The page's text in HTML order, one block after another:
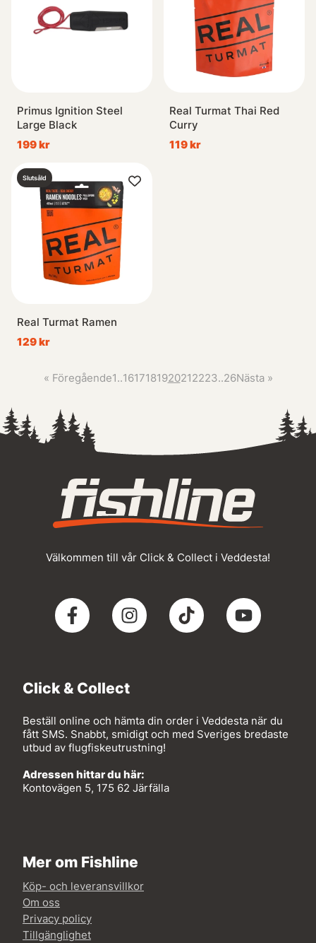
Primus Ignition Steel
Large Black
199 kr
Real Turmat Thai Red
Curry
119 kr
Slutsåld
Real Turmat Ramen
129 kr
« Föregående1..1617181920212223..26Nästa »
Välkommen till vår Click & Collect i Veddesta!
Click & Collect
Beställ online och hämta din order i Veddesta när du
fått SMS. Snabbt, smidigt och med Sveriges bredaste
utbud av flugfiskeutrustning!
Adressen hittar du här:
Kontovägen 5, 175 62 Järfälla
Mer om Fishline
Köp- och leveransvillkor
Om oss
Privacy policy
Tillgänglighet